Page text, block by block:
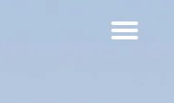
Toggle